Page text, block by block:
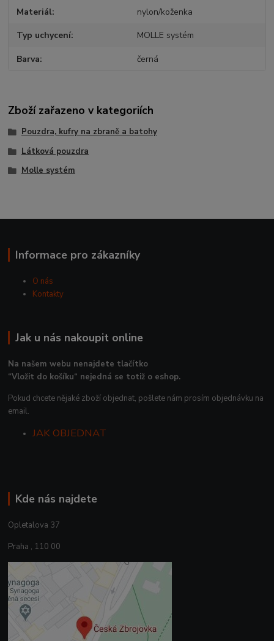
Materiál nylon/koženka
Typ uchycení MOLLE systém
Barva černá
Zboží zařazeno v kategoriích
Pouzdra, kufry na zbraně a batohy
Látková pouzdra
Molle systém
Informace pro zákazníky
O nás
Kontakty
Jak u nás nakoupit online
Na našem webu nenajdete tlačítko
“Vložit do košíku“ nejedná se totiž o eshop.
Pokud chcete nějaké zboží objednat, pošlete nám prosím objednávku na
email.
JAK OBJEDNAT
Kde nás najdete
Opletalova 37
Praha , 110 00